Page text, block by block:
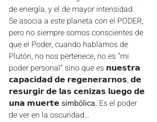
de energía, y el de mayor intensidad.
Se asocia a este planeta con el PODER,
pero no siempre somos conscientes de
que el Poder, cuando hablamos de
Plutón, no nos pertenece, no es “mi
poder personal” sino que es 𝗻𝘂𝗲𝘀𝘁𝗿𝗮
𝗰𝗮𝗽𝗮𝗰𝗶𝗱𝗮𝗱 𝗱𝗲 𝗿𝗲𝗴𝗲𝗻𝗲𝗿𝗮𝗿𝗻𝗼𝘀, 𝗱𝗲
𝗿𝗲𝘀𝘂𝗿𝗴𝗶𝗿 𝗱𝗲 𝗹𝗮𝘀 𝗰𝗲𝗻𝗶𝘇𝗮𝘀 𝗹𝘂𝗲𝗴𝗼 𝗱𝗲
𝘂𝗻𝗮 𝗺𝘂𝗲𝗿𝘁𝗲 simbólica. Es el poder
de ver en la oscuridad…